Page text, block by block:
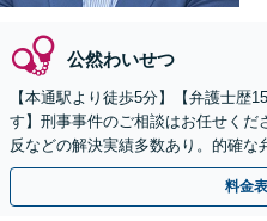
公然わいせつ
【本通駅より徒歩5分】【弁護士歴
す】刑事事件のご相談はお任せくだ
反などの解決実績多数あり。的確な
との示談交渉もお任せください【土
料金